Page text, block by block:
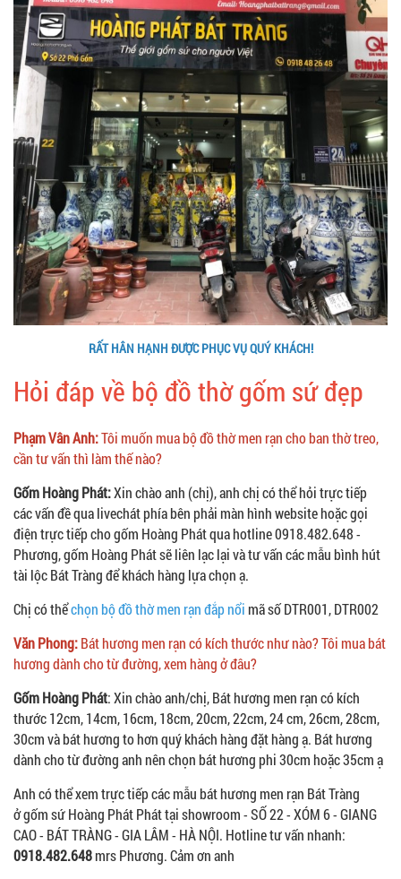
RẤT HÂN HẠNH ĐƯỢC PHỤC VỤ QUÝ KHÁCH!
Hỏi đáp về bộ đồ thờ gốm sứ đẹp
Phạm Vân Anh:Tôi muốn mua bộ đồ thờ men rạn cho ban thờ treo,
cần tư vấn thì làm thế nào?
Gốm Hoàng Phát:Xin chào anh (chị), anh chị có thể hỏi trực tiếp
các vấn đề qua livechát phía bên phải màn hình website hoặc gọi
điện trực tiếp cho gốm Hoàng Phát qua hotline 0918.482.648 -
Phương, gốm Hoàng Phát sẽ liên lạc lại và tư vấn các mẫu bình hút
tài lộc Bát Tràng để khách hàng lựa chọn ạ.
Chị có thểchọn bộ đồ thờ men rạn đắp nổi mã số DTR001, DTR002
Văn Phong:Bát hương men rạn có kích thước như nào? Tôi mua bát
hương dành cho từ đường, xem hàng ở đâu?
Gốm Hoàng Phát: Xin chào anh/chị, Bát hương men rạn có kích
thước 12cm, 14cm, 16cm, 18cm, 20cm, 22cm, 24 cm, 26cm, 28cm,
30cm và bát hương to hơn quý khách hàng đặt hàng ạ. Bát hương
dành cho từ đường anh nên chọn bát hương phi 30cm hoặc 35cm ạ
Anh có thể xem trực tiếp các mẫu bát hương men rạn Bát Tràng
ở gốm sứ Hoàng Phát Phát tại showroom - SỐ 22 - XÓM 6 - GIANG
CAO - BÁT TRÀNG - GIA LÂM - HÀ NỘI. Hotline tư vấn nhanh:
0918.482.648mrs Phương. Cảm ơn anh